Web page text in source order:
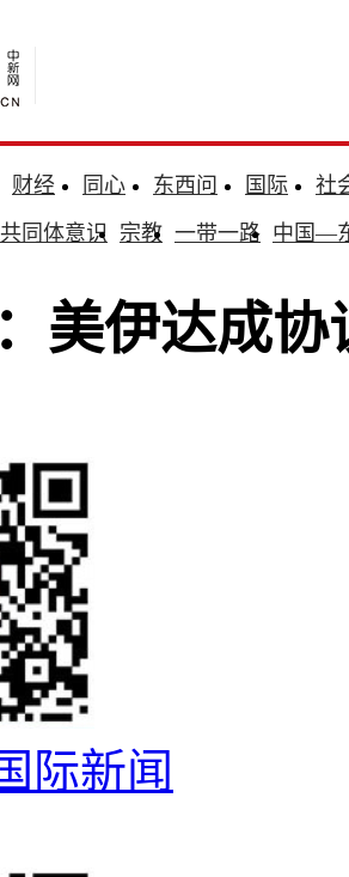
财经 同心 东西问 国际
社
同体意识 宗教 一带一路 中国—
美伊达成
际新闻